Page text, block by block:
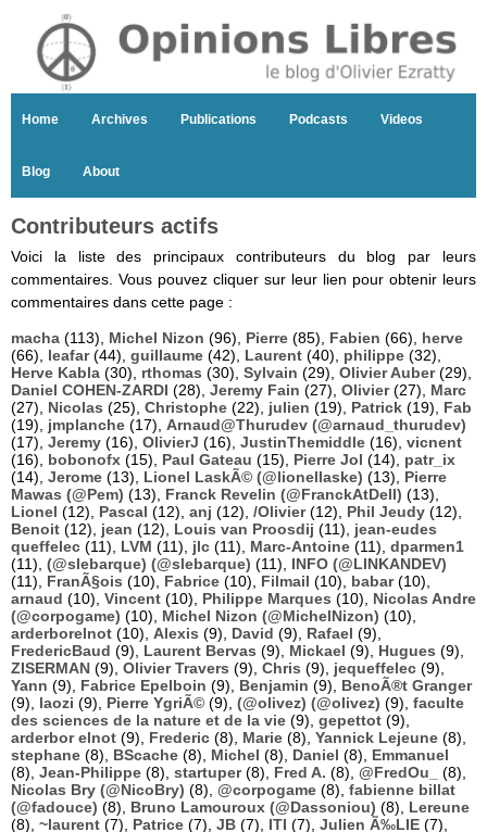
Home Archives Publications Podcasts Videos
Blog About
Contributeurs actifs
Voici la liste des principaux contributeurs du blog par leurs
commentaires. Vous pouvez cliquer sur leur lien pour obtenir leurs
commentaires dans cette page :
macha (113), Michel Nizon (96), Pierre (85), Fabien (66), herve
(66), leafar(44), guillaume (42), Laurent (40), philippe (32),
Herve Kabla (30), rthomas (30), Sylvain (29), Olivier Auber(29),
Daniel COHEN-ZARDI (28), Jeremy Fain (27), Olivier(27), Marc
(27), Nicolas (25), Christophe (22), julien (19), Patrick (19), Fab
(19), jmplanche (17), Arnaud@Thurudev (@arnaud_thurudev)
(17), Jeremy (16), OlivierJ (16), JustinThemiddle (16), vicnent
(16), bobonofx (15), Paul Gateau (15), Pierre Jol (14), patr_ix
(14), Jerome (13), Lionel LaskÃ© (@lionellaske) (13), Pierre
Mawas (@Pem) (13), Franck Revelin (@FranckAtDell) (13),
Lionel (12), Pascal (12), anj (12), /Olivier(12), Phil Jeudy (12),
Benoit (12), jean (12), Louis van Proosdij (11), jean-eudes
queffelec (11), LVM (11), jlc (11), Marc-Antoine (11), dparmen1
(11), (@slebarque) (@slebarque) (11), INFO (@LINKANDEV)
(11), FranÃ§ois (10), Fabrice (10), Filmail (10), babar(10),
arnaud (10), Vincent (10), Philippe Marques (10), Nicolas Andre
(@corpogame) (10), Michel Nizon (@MichelNizon) (10),
arderborelnot (10), Alexis (9), David (9), Rafael (9),
FredericBaud (9), Laurent Bervas (9), Mickael (9), Hugues (9),
ZISERMAN (9), Olivier Travers (9), Chris (9), jequeffelec (9),
Yann (9), Fabrice Epelboin (9), Benjamin (9), BenoÃ®t Granger
(9), laozi (9), Pierre YgriÃ© (9), (@olivez) (@olivez) (9), faculte
des sciences de la nature et de la vie (9), gepettot (9),
arderbor elnot (9), Frederic (8), Marie (8), Yannick Lejeune (8),
stephane (8), BScache (8), Michel (8), Daniel (8), Emmanuel
(8), Jean-Philippe (8), startuper(8), Fred A. (8), @FredOu_
(8),
Nicolas Bry (@NicoBry) (8), @corpogame (8), fabienne billat
(@fadouce) (8), Bruno Lamouroux (@Dassoniou) (8), Lereune
(8), ~laurent (7), Patrice (7), JB (7), ITI (7), Julien Ã‰LIE (7),